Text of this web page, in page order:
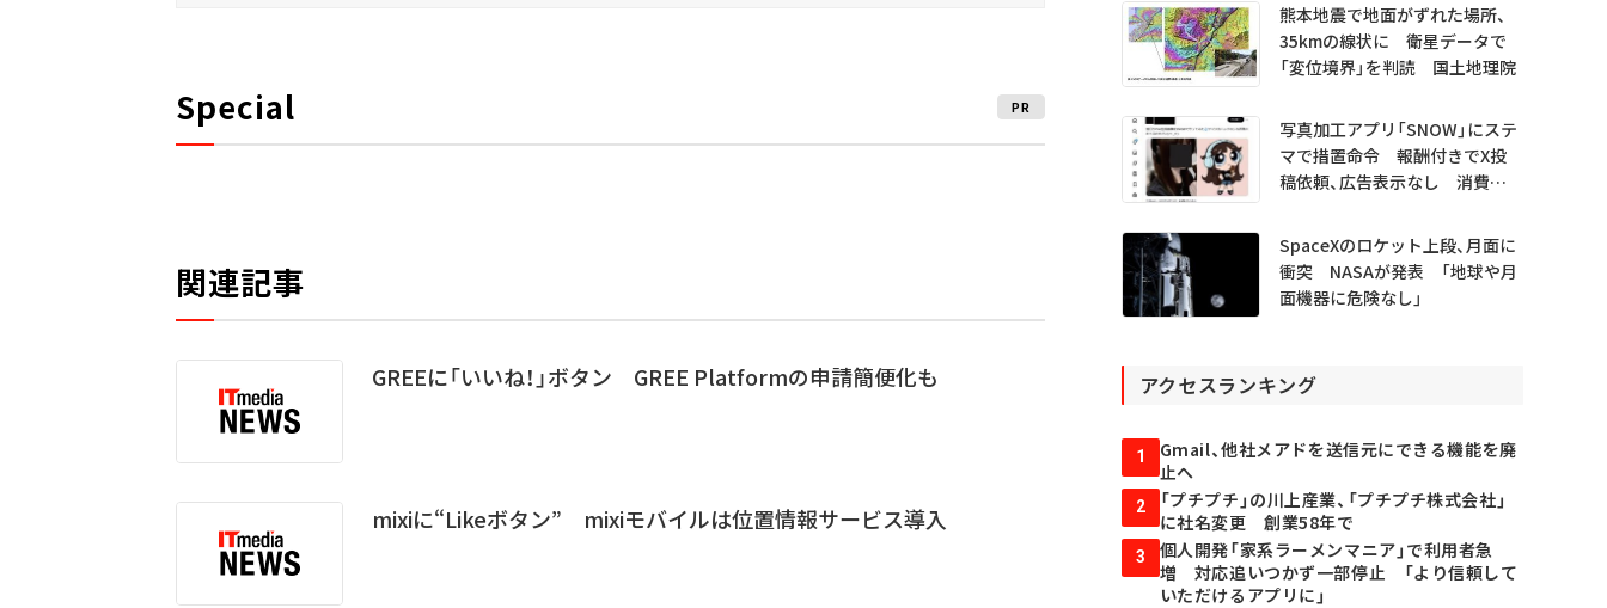
Special PR
関連記事
GREEに「いいね！」ボタン GREE Platformの申請簡便化も
mixiに“Likeボタン” mixiモバイルは位置情報サービス導入
熊本地震で地面がずれた場所、
35kmの線状に 衛星データで
「変位境界」を判読 国土地理院
写真加工アプリ「SNOW」にステ
マで措置命令 報酬付きでX投
稿依頼、広告表示なし 消費者
SpaceXのロケット上段、月面に
衝突 NASAが発表 「地球や月
面機器に危険なし」
アクセスランキング
1
Gmail、他社メアドを送信元にできる機能を廃
止へ
2
「プチプチ」の川上産業、「プチプチ株式会社」
に社名変更 創業58年で
3
個人開発「家系ラーメンマニア」で利用者急
増 対応追いつかず一部停止 「より信頼して
いただけるアプリに」